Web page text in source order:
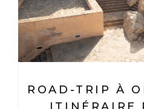
ROAD-TRIP À